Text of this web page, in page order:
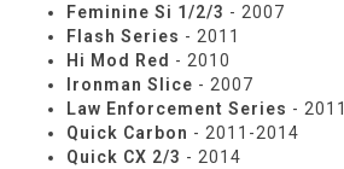
Feminine Si 1/2/3 - 2007
Flash Series - 2011
Hi Mod Red - 2010
Ironman Slice - 2007
Law Enforcement Series - 2011
Quick Carbon - 2011-2014
Quick CX 2/3 - 2014